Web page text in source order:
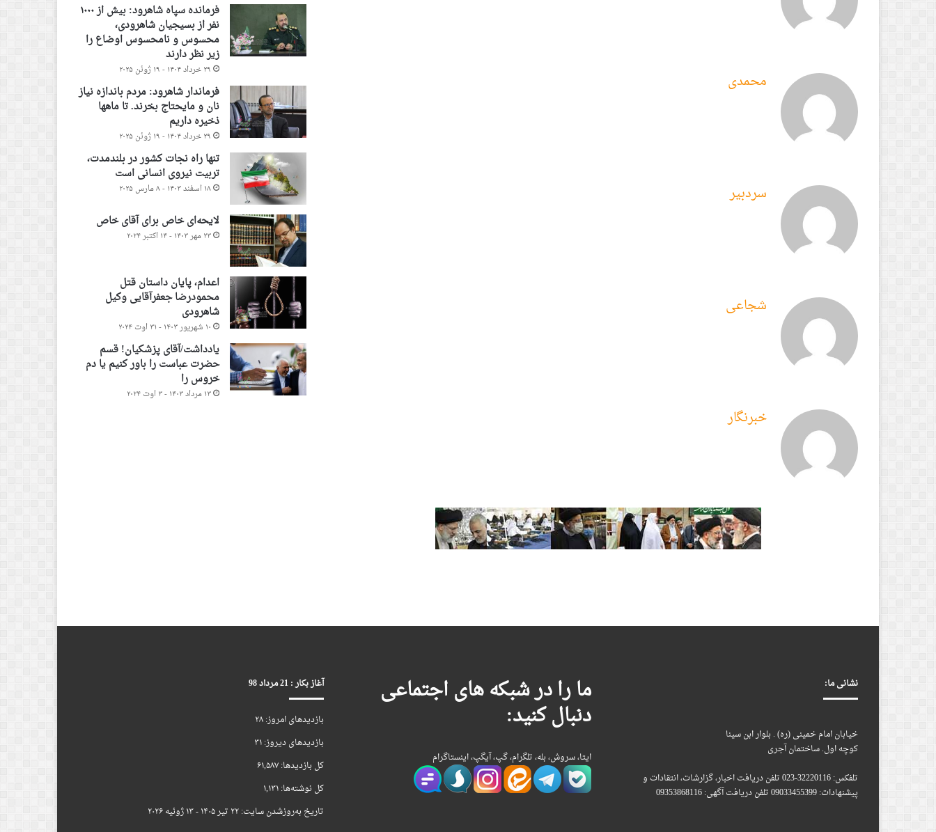
محمدی
سردبیر
شجاعی
خبرنگار
فرمانده سپاه شاهرود: بیش از ۱۰۰۰
نفر از بسیجیان شاهرودی،
محسوس و نامحسوس اوضاع را
زیر نظر دارند
۲۹ خرداد ۱۴۰۴ - ۱۹ ژوئن ۲۰۲۵
فرماندار شاهرود: مردم باندازه نیاز
نان و مایحتاج بخرند. تا ماهها
ذخیره داریم
۲۹ خرداد ۱۴۰۴ - ۱۹ ژوئن ۲۰۲۵
تنها راه نجات کشور در بلندمدت،
تربیت نیروی انسانی است
۱۸ اسفند ۱۴۰۳ - ۸ مارس ۲۰۲۵
لایحه‌ای خاص برای آقای خاص
۲۳ مهر ۱۴۰۳ - ۱۴ اکتبر ۲۰۲۴
اعدام، پایان داستان قتل
محمودرضا جعفرآقایی وکیل
شاهرودی
۱۰ شهریور ۱۴۰۳ - ۳۱ اوت ۲۰۲۴
یادداشت/آقای پزشکیان! قسم
حضرت عباست را باور کنیم یا دم
خروس را
۱۳ مرداد ۱۴۰۳ - ۳ اوت ۲۰۲۴
نشانی ما:
خیابان امام خمینی (ره) . بلوار ابن سینا
کوچه اول. ساختمان آجری
تلفکس: 32220116-023 تلفن دریافت اخبار، گزارشات، انتقادات و
پیشنهادات: 09033455399 تلفن دریافت آگهی: 09353868116
ما را در شبکه های اجتماعی
دنبال کنید:
ایتا، سروش، بله، تلگرام، گپ، آیگپ، اینستاگرام
آغاز بکار : 21 مرداد 98
بازدیدهای امروز:۲۸
بازدیدهای دیروز:۳۱
کل بازدیدها:۶۱,۵۸۷
کل نوشته‌ها:۱,۱۳۱
تاریخ به‌روزشدن سایت:۲۲ تیر ۱۴۰۵ - ۱۳ ژوئیه ۲۰۲۶